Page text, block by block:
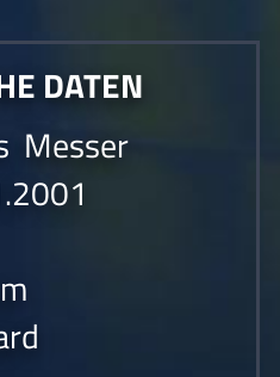
DATEN
Messer